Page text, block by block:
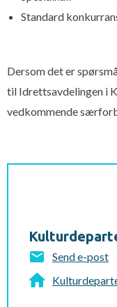
Standard
Dersom det er
til Idrettsavdelingen i
vedkommende
Send e-post